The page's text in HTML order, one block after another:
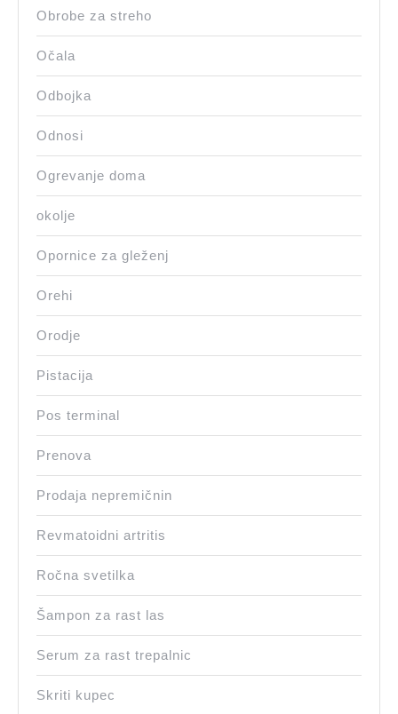
Obrobe za streho
Očala
Odbojka
Odnosi
Ogrevanje doma
okolje
Opornice za gleženj
Orehi
Orodje
Pistacija
Pos terminal
Prenova
Prodaja nepremičnin
Revmatoidni artritis
Ročna svetilka
Šampon za rast las
Serum za rast trepalnic
Skriti kupec